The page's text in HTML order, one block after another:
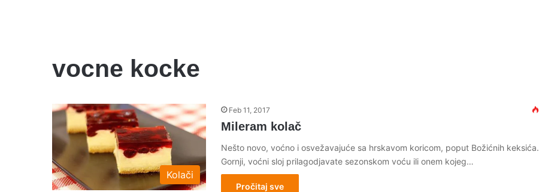
vocne kocke
Kolači
Feb 11, 2017
Mileram kolač
Nešto novo, voćno i osvežavajuće sa hrskavom koricom, poput Božićnih keksića.
Gornji, voćni sloj prilagodjavate sezonskom voću ili onem kojeg…
Pročitaj sve